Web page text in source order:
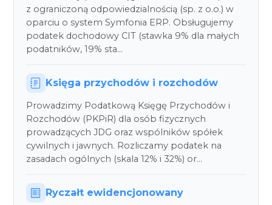
z ograniczoną odpowiedzialnością (sp. z o.o.) w
oparciu o system Symfonia ERP. Obsługujemy
podatek dochodowy CIT (stawka 9% dla małych
podatników, 19% sta…
Księga przychodów i rozchodów
Prowadzimy Podatkową Księgę Przychodów i
Rozchodów (PKPiR) dla osób fizycznych
prowadzących JDG oraz wspólników spółek
cywilnych i jawnych. Rozliczamy podatek na
zasadach ogólnych (skala 12% i 32%) or…
Ryczałt ewidencjonowany